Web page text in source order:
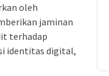
oleh
jaminan
terhadap
identitas digital,